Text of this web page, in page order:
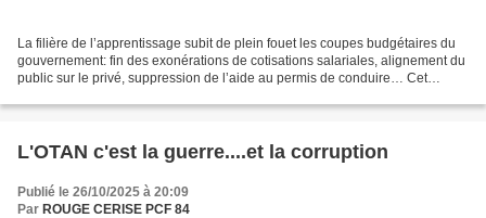
La filière de l’apprentissage subit de plein fouet les coupes budgétaires du
gouvernement: fin des exonérations de cotisations salariales, alignement du
public sur le privé, suppression de l’aide au permis de conduire… Cet
L'OTAN c'est la guerre....et la corruption
Publié le 26/10/2025 à 20:09
Par ROUGE CERISE PCF 84